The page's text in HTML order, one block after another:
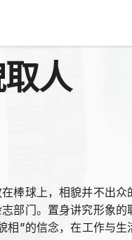
人
棒球上，相貌并不出
部门。置身讲究形象
”的信念，在工作与